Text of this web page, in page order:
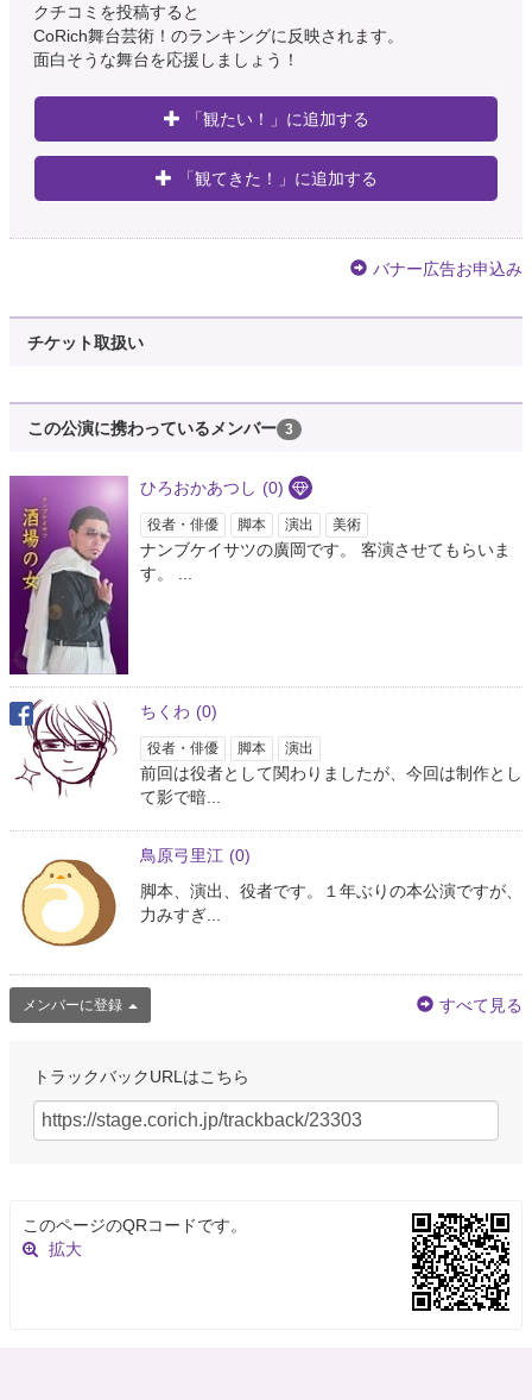
クチコミを投稿すると
CoRich舞台芸術！のランキングに反映されます。
面白そうな舞台を応援しましょう！
「観たい！」に追加する
「観てきた！」に追加する
バナー広告お申込み
チケット取扱い
この公演に携わっているメンバー 3
ひろおかあつし (0)
役者・俳優 脚本 演出 美術
ナンブケイサツの廣岡です。 客演させてもらいま
す。 ...
ちくわ (0)
役者・俳優 脚本 演出
前回は役者として関わりましたが、今回は制作とし
て影で暗...
鳥原弓里江 (0)
脚本、演出、役者です。１年ぶりの本公演ですが、
力みすぎ...
メンバーに登録 すべて見る
トラックバックURLはこちら
このページのQRコードです。
拡大